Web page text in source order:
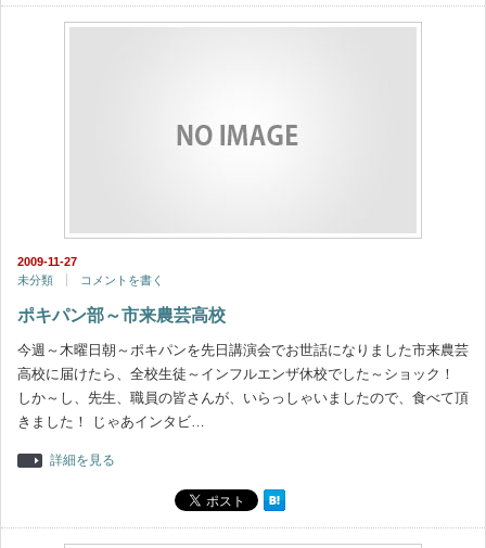
2009-11-27
未分類
コメントを書く
ポキパン部～市来農芸高校
今週～木曜日朝～ポキパンを先日講演会でお世話になりました市来農芸
高校に届けたら、全校生徒～インフルエンザ休校でした～ショック！
しか～し、先生、職員の皆さんが、いらっしゃいましたので、食べて頂
きました！ じゃあインタビ…
詳細を見る